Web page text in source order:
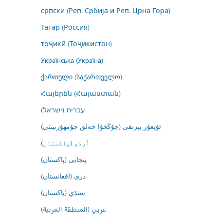
српски (Реп. Србија и Реп. Црна Гора)
Татар (Россия)
тоҷикӣ (Тоҷикистон)
Українська (Україна)
ქართული (საქართველო)
Հայերեն (Հայաստան)
עברית (ישראל)
ئۇيغۇر يېزىقى (جۇڭخۇا خەلق جۇمھۇرىيىتى)
اُردو (پاکستان)
پنجابی (پاکستان)
درى (افغانستان)
سنڌي (پاکستان)
عربي (المنطقة العربية)